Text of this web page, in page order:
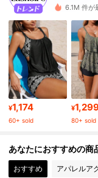
4.89
4.89
4.89
4.89
6.1M 件が
¥1,174
60+ sold
¥
80+ sold
あなたにおすすめの商
おすすめ アパレルア